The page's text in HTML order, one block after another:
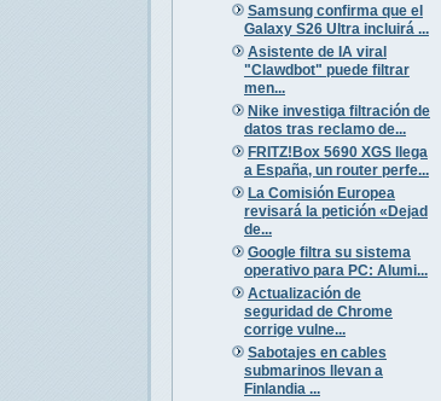
Samsung confirma que el
Galaxy S26 Ultra incluirá ...
Asistente de IA viral
"Clawdbot" puede filtrar
men...
Nike investiga filtración de
datos tras reclamo de...
FRITZ!Box 5690 XGS llega
a España, un router perfe...
La Comisión Europea
revisará la petición «Dejad
de...
Google filtra su sistema
operativo para PC: Alumi...
Actualización de
seguridad de Chrome
corrige vulne...
Sabotajes en cables
submarinos llevan a
Finlandia ...